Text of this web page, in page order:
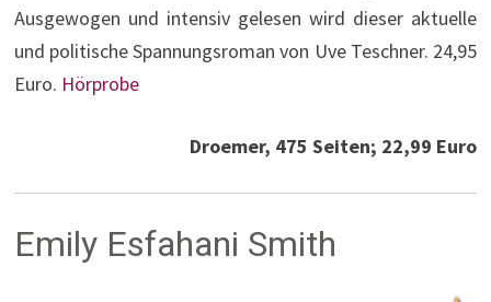
Ausgewogen und intensiv gelesen wird dieser aktuelle
und politische Spannungsroman von Uve Teschner. 24,95
Euro. Hörprobe
Droemer, 475 Seiten; 22,99 Euro
Emily Esfahani Smith